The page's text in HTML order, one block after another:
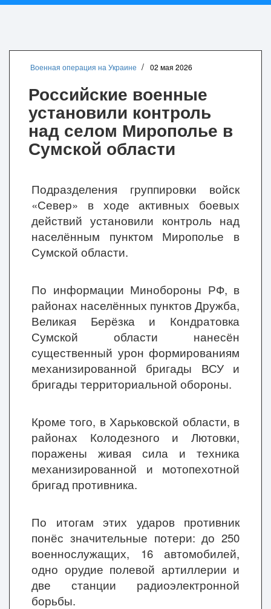
Военная операция на Украине 02 мая 2026
Российские военные
установили контроль
над селом Мирополье в
Сумской области
Подразделения группировки войск
«Север» в ходе активных боевых
действий установили контроль над
населённым пунктом Мирополье в
Сумской области.
По информации Минобороны РФ, в
районах населённых пунктов Дружба,
Великая Берёзка и Кондратовка
Сумской области нанесён
существенный урон формированиям
механизированной бригады ВСУ и
бригады территориальной обороны.
Кроме того, в Харьковской области, в
районах Колодезного и Лютовки,
поражены живая сила и техника
механизированной и мотопехотной
бригад противника.
По итогам этих ударов противник
понёс значительные потери: до 250
военнослужащих, 16 автомобилей,
одно орудие полевой артиллерии и
две станции радиоэлектронной
борьбы.